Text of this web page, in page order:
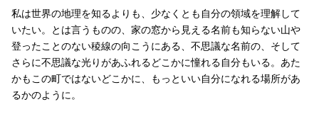
私は世界の地理を知るよりも、少なくとも自分の領域を理解して
いたい。とは言うものの、家の窓から見える名前も知らない山や
登ったことのない稜線の向こうにある、不思議な名前の、そして
さらに不思議な光りがあふれるどこかに憧れる自分もいる。あた
かもこの町ではないどこかに、もっといい自分になれる場所があ
るかのように。